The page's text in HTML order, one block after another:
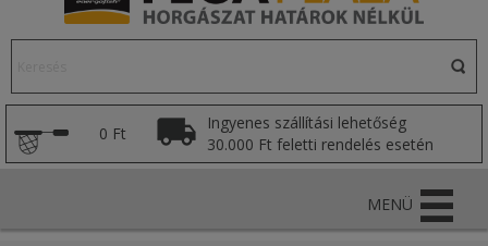
0 Ft
Ingyenes szállítási lehetőség
30.000 Ft feletti rendelés esetén
MENÜ